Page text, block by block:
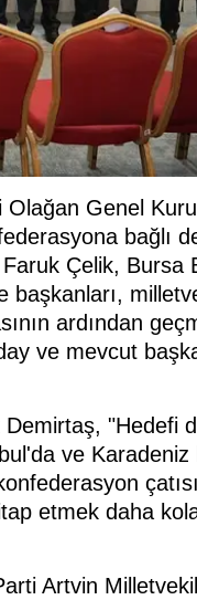
Genel
bağlı
Çelik, Bursa
başkanları,
ardından
ve mevcut
"Hedefi
ve
etmek daha
Artvin